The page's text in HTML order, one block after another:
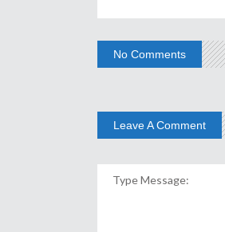
No Comments
Leave A Comment